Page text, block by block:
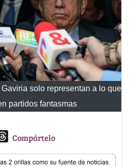
solo representan a lo que
partidos fantasmas
T
r
Compártelo